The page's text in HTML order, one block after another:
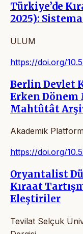
Türkiye’de
2025):
ULUM
https://doi.org/
Berlin Devlet
Erken Dönem
Mahtûtât
Akademik
https://doi.org/
Oryantalist
Kıraat
Eleştiriler
Tevilat Selçuk